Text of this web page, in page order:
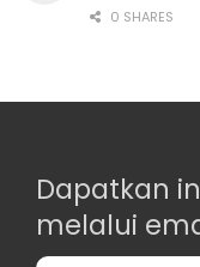
0 SHARES
Dapatkan
melalui